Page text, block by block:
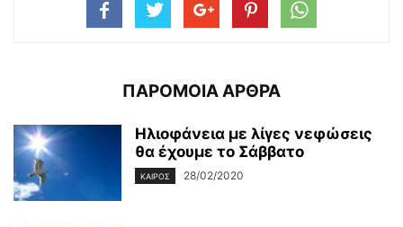
ΠΑΡΟΜΟΙΑ ΑΡΘΡΑ
Ηλιοφάνεια με λίγες νεφώσεις
θα έχουμε το Σάββατο
ΚΑΙΡΌΣ 28/02/2020